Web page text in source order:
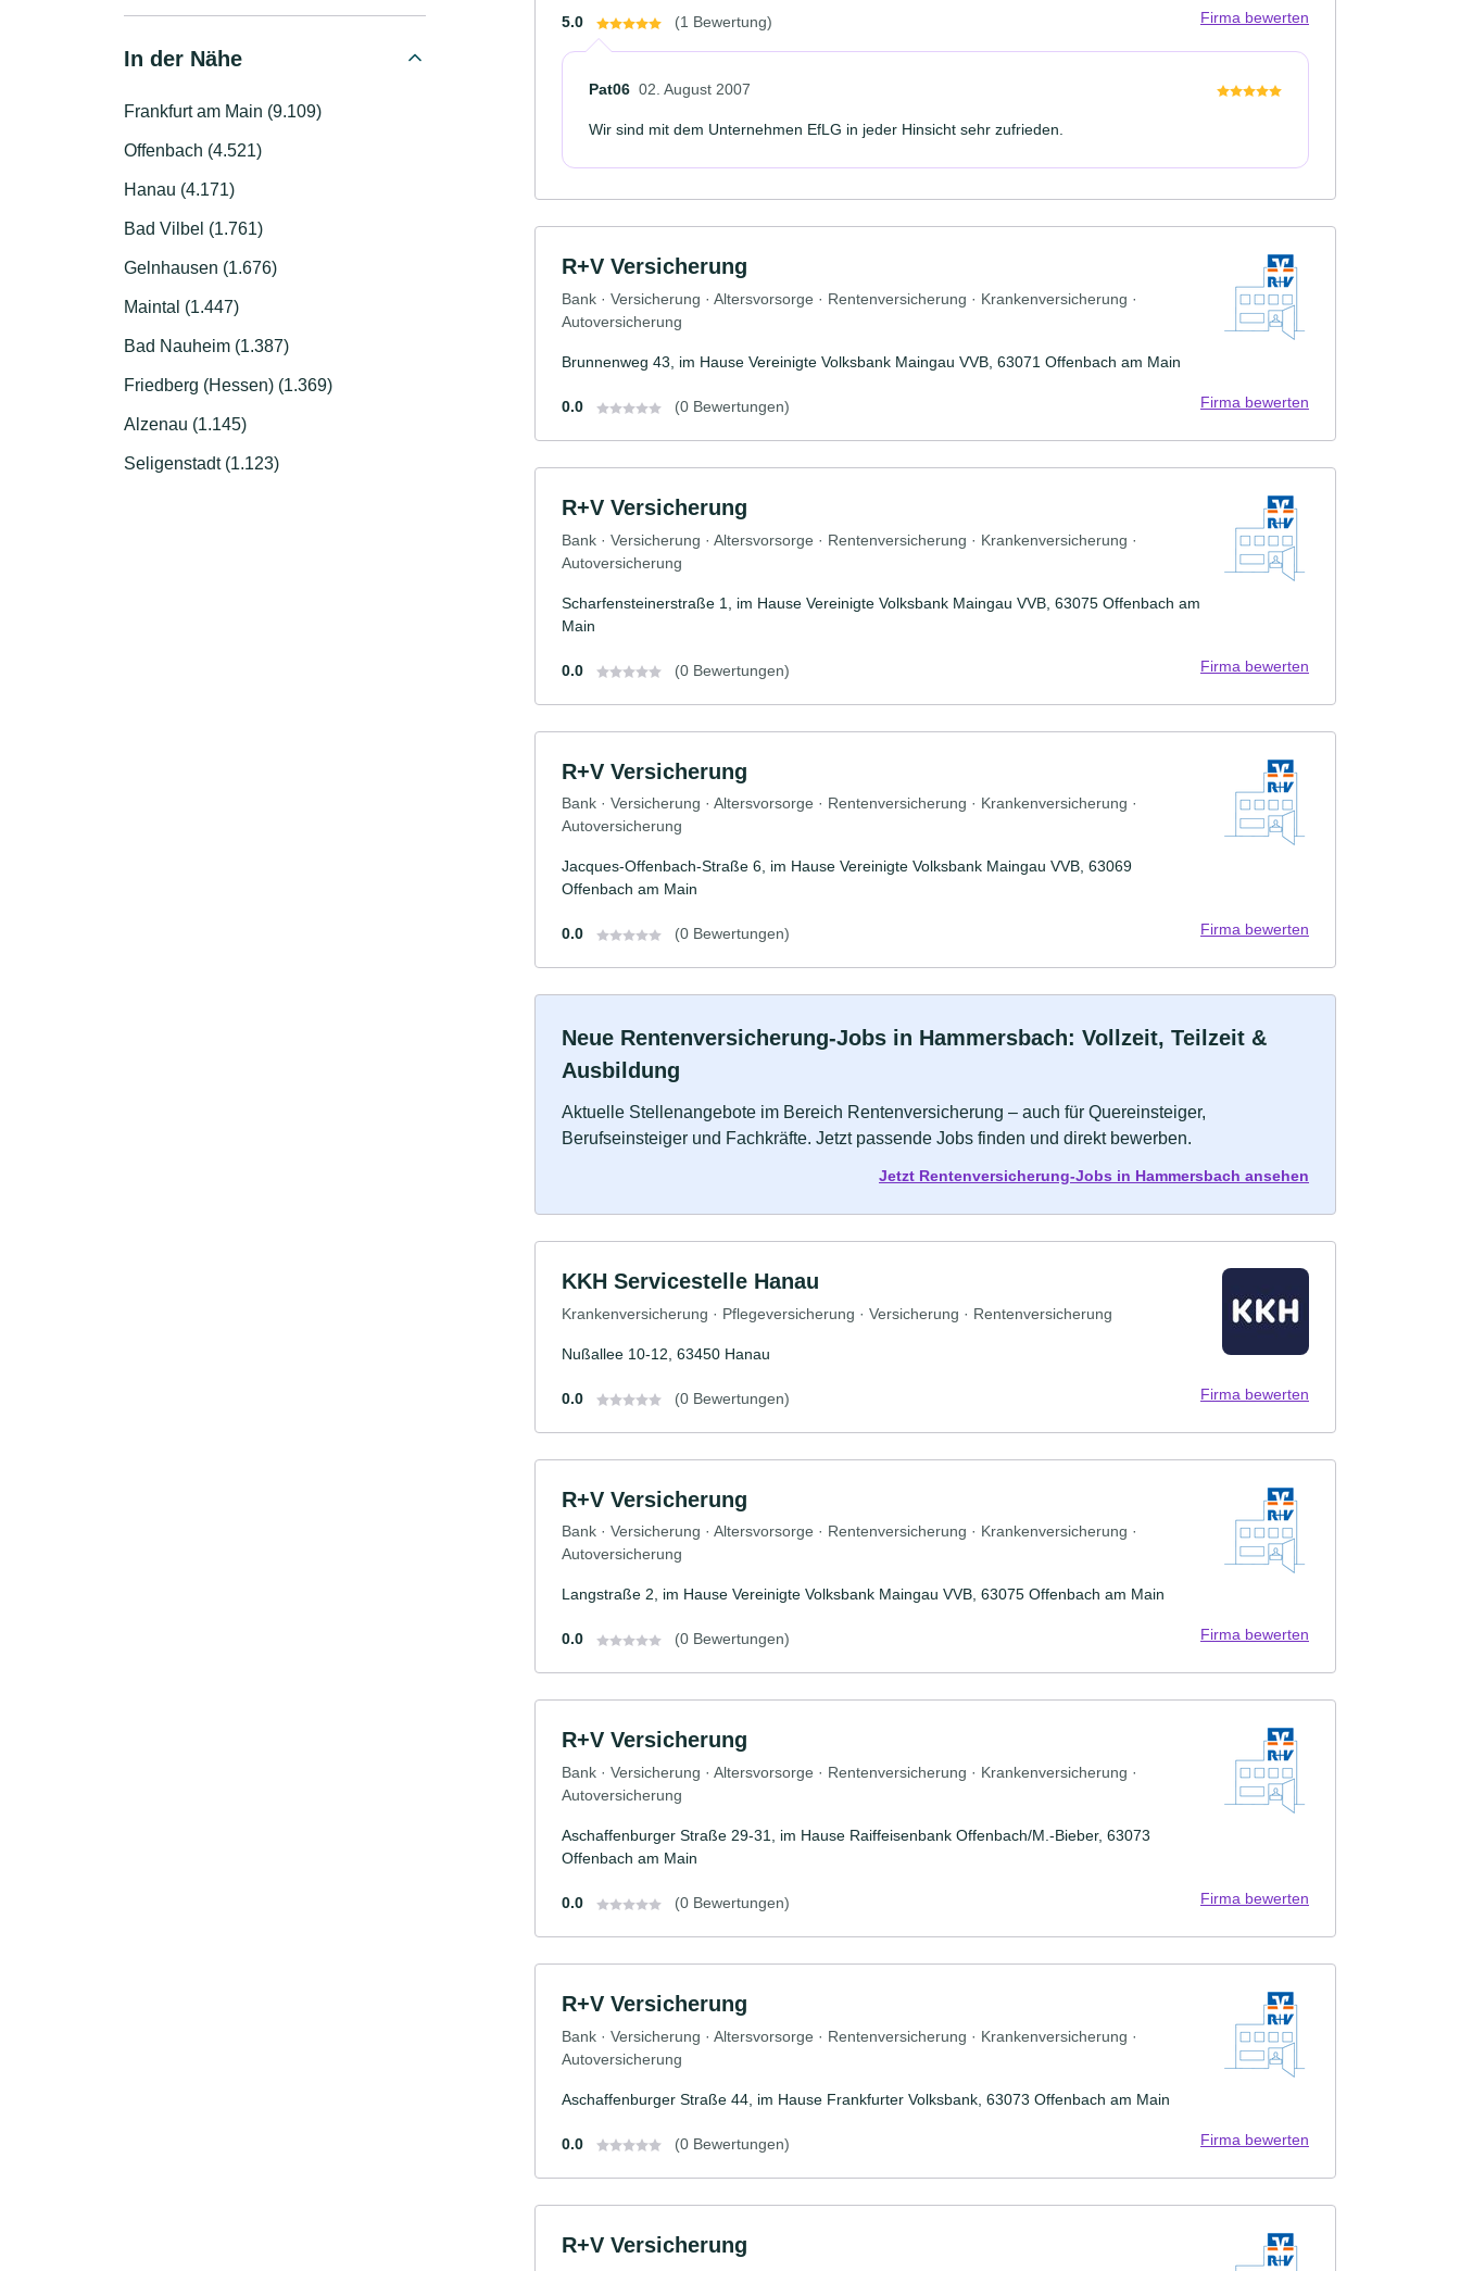
In der Nähe
Frankfurt am Main (9.109)
Offenbach (4.521)
Hanau (4.171)
Bad Vilbel (1.761)
Gelnhausen (1.676)
Maintal (1.447)
Bad Nauheim (1.387)
Friedberg (Hessen) (1.369)
Alzenau (1.145)
Seligenstadt (1.123)
5.0 (1 Bewertung) Firma bewerten
Pat06 02. August 2007
Wir sind mit dem Unternehmen EfLG in jeder Hinsicht sehr zufrieden.
R+V Versicherung
Bank · Versicherung · Altersvorsorge · Rentenversicherung · Krankenversicherung ·
Autoversicherung
Brunnenweg 43, im Hause Vereinigte Volksbank Maingau VVB, 63071 Offenbach am Main
0.0 (0 Bewertungen) Firma bewerten
R+V Versicherung
Bank · Versicherung · Altersvorsorge · Rentenversicherung · Krankenversicherung ·
Autoversicherung
Scharfensteinerstraße 1, im Hause Vereinigte Volksbank Maingau VVB, 63075 Offenbach am
Main
0.0 (0 Bewertungen) Firma bewerten
R+V Versicherung
Bank · Versicherung · Altersvorsorge · Rentenversicherung · Krankenversicherung ·
Autoversicherung
Jacques-Offenbach-Straße 6, im Hause Vereinigte Volksbank Maingau VVB, 63069
Offenbach am Main
0.0 (0 Bewertungen) Firma bewerten
Neue Rentenversicherung-Jobs in Hammersbach: Vollzeit, Teilzeit &
Ausbildung
Aktuelle Stellenangebote im Bereich Rentenversicherung – auch für Quereinsteiger,
Berufseinsteiger und Fachkräfte. Jetzt passende Jobs finden und direkt bewerben.
Jetzt Rentenversicherung-Jobs in Hammersbach ansehen
KKH Servicestelle Hanau
Krankenversicherung · Pflegeversicherung · Versicherung · Rentenversicherung
Nußallee 10-12, 63450 Hanau
0.0 (0 Bewertungen) Firma bewerten
R+V Versicherung
Bank · Versicherung · Altersvorsorge · Rentenversicherung · Krankenversicherung ·
Autoversicherung
Langstraße 2, im Hause Vereinigte Volksbank Maingau VVB, 63075 Offenbach am Main
0.0 (0 Bewertungen) Firma bewerten
R+V Versicherung
Bank · Versicherung · Altersvorsorge · Rentenversicherung · Krankenversicherung ·
Autoversicherung
Aschaffenburger Straße 29-31, im Hause Raiffeisenbank Offenbach/M.-Bieber, 63073
Offenbach am Main
0.0 (0 Bewertungen) Firma bewerten
R+V Versicherung
Bank · Versicherung · Altersvorsorge · Rentenversicherung · Krankenversicherung ·
Autoversicherung
Aschaffenburger Straße 44, im Hause Frankfurter Volksbank, 63073 Offenbach am Main
0.0 (0 Bewertungen) Firma bewerten
R+V Versicherung